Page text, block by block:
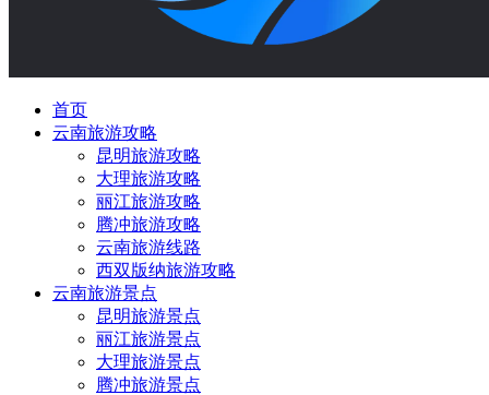
首页
云南旅游攻略
昆明旅游攻略
大理旅游攻略
丽江旅游攻略
腾冲旅游攻略
云南旅游线路
西双版纳旅游攻略
云南旅游景点
昆明旅游景点
丽江旅游景点
大理旅游景点
腾冲旅游景点